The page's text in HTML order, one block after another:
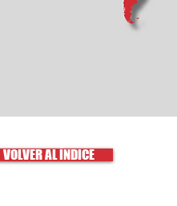
VOLVER AL ÍNDICE